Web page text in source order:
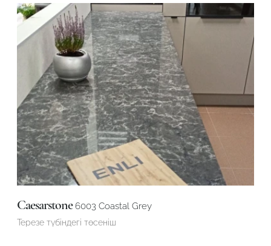
Caesarstone6003 Coastal Grey
Терезе түбіндегі төсеніш